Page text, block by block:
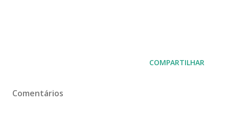
COMPARTILHAR
Comentários